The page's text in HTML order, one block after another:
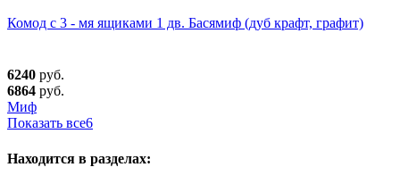
Комод с 3 - мя ящиками 1 дв. Басямиф (дуб крафт, графит)
6240 руб.
6864 руб.
Миф
Показать все6
Находится в разделах: